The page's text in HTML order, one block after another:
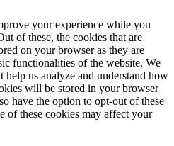
your experience while you
of these, the cookies that are
on your browser as they are
functionalities of the website. We
help us analyze and understand how
will be stored in your browser
have the option to opt-out of these
of these cookies may affect your